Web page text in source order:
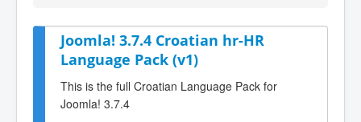
Joomla! 3.7.4 Croatian hr-HR
Language Pack (v1)
This is the full Croatian Language Pack for
Joomla! 3.7.4